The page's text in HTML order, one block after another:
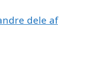
dele af